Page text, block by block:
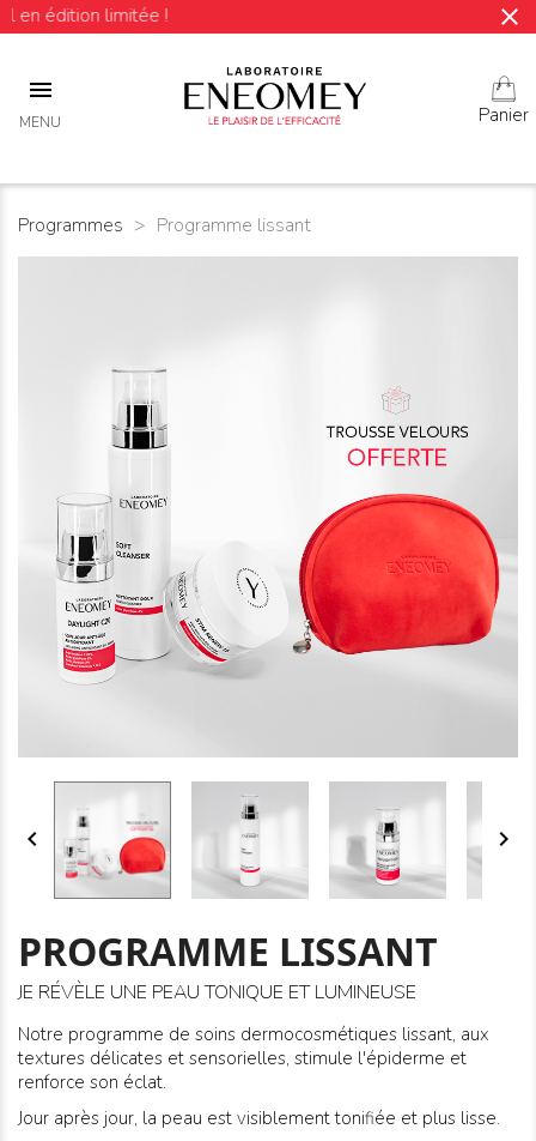
limitée ! close

MENU Panier
Programmes Programme lissant
 
PROGRAMME LISSANT
JE RÉVÈLE UNE PEAU TONIQUE ET LUMINEUSE
Notre programme de soins dermocosmétiques lissant, aux
textures délicates et sensorielles, stimule l'épiderme et
renforce son éclat.
Jour après jour, la peau est visiblement tonifiée et plus lisse.